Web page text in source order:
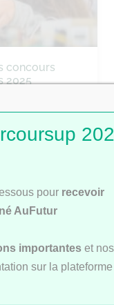
concours
2025
DE COMMERCE
pour recevoir
AuFutur
importantes et nos
sur la plateforme